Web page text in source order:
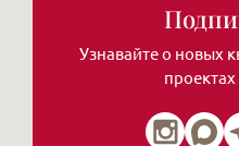
Узнавайте о новых